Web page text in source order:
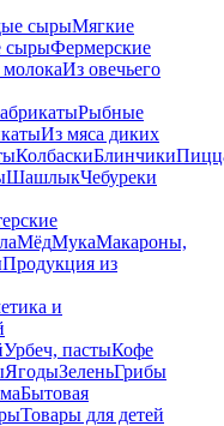
сырыМягкие
сырыФермерские
молокаИз овечьего
Рыбные
Из мяса диких
КолбаскиБлинчики
ШашлыкЧебуреки
МёдМукаМакароны,
Продукция из
и
Урбеч, пастыКофе
ЯгодыЗеленьГрибы
Бытовая
Товары для детей